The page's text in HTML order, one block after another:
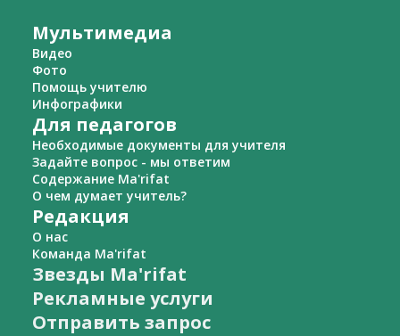
Мультимедиа
Видео
Фото
Помощь учителю
Инфографики
Для педагогов
Необходимые документы для учителя
Задайте вопрос - мы ответим
Содержание Ma'rifat
О чем думает учитель?
Редакция
О нас
Команда Ma'rifat
Звезды Ma'rifat
Рекламные услуги
Отправить запрос